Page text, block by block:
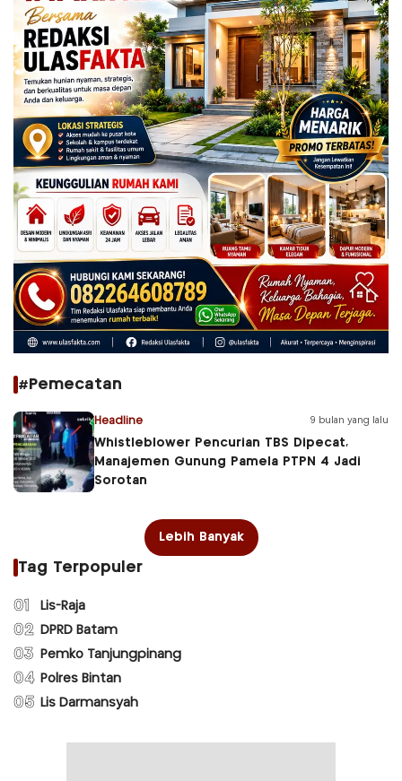
#Pemecatan
Headline 9 bulan yang lalu
Whistleblower Pencurian TBS Dipecat,
Manajemen Gunung Pamela PTPN 4 Jadi
Sorotan
Lebih Banyak
Tag Terpopuler
01 Lis-Raja
02 DPRD Batam
03 Pemko Tanjungpinang
04 Polres Bintan
05 Lis Darmansyah